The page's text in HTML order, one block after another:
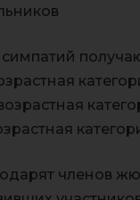
членов